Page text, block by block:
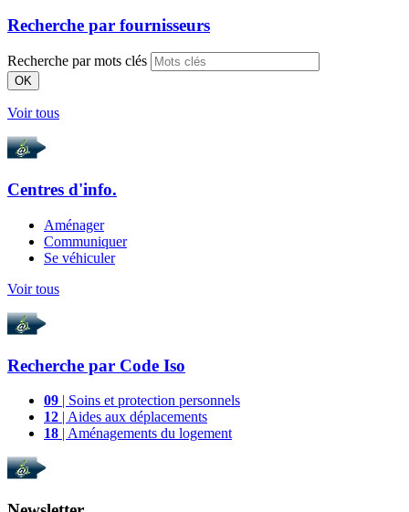
Recherche par fournisseurs
Recherche par mots clés
OK
Voir tous
Centres d'info.
Aménager
Communiquer
Se véhiculer
Voir tous
Recherche par Code Iso
09 | Soins et protection personnels
12 | Aides aux déplacements
18 | Aménagements du logement